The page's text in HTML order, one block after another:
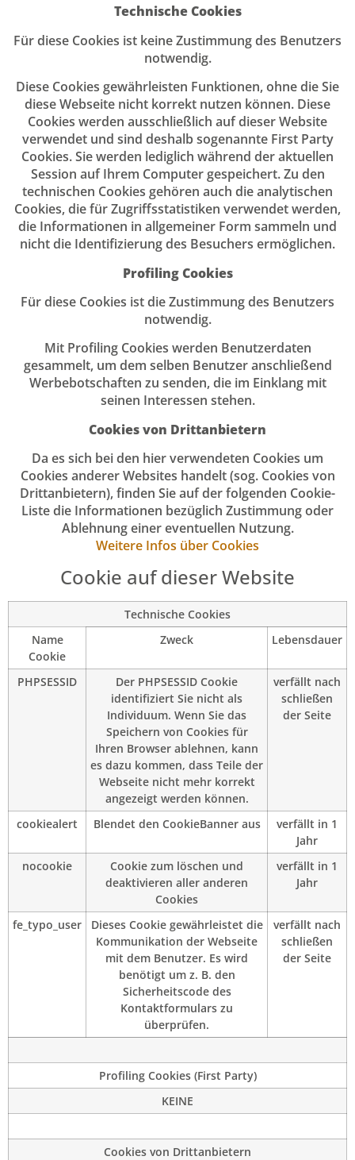
Technische Cookies
Für diese Cookies ist keine Zustimmung des Benutzers
notwendig.
Diese Cookies gewährleisten Funktionen, ohne die Sie
diese Webseite nicht korrekt nutzen können. Diese
Cookies werden ausschließlich auf dieser Website
verwendet und sind deshalb sogenannte First Party
Cookies. Sie werden lediglich während der aktuellen
Session auf Ihrem Computer gespeichert. Zu den
technischen Cookies gehören auch die analytischen
Cookies, die für Zugriffsstatistiken verwendet werden,
die Informationen in allgemeiner Form sammeln und
nicht die Identifizierung des Besuchers ermöglichen.
Profiling Cookies
Für diese Cookies ist die Zustimmung des Benutzers
notwendig.
Mit Profiling Cookies werden Benutzerdaten
gesammelt, um dem selben Benutzer anschließend
Werbebotschaften zu senden, die im Einklang mit
seinen Interessen stehen.
Cookies von Drittanbietern
Da es sich bei den hier verwendeten Cookies um
Cookies anderer Websites handelt (sog. Cookies von
Drittanbietern), finden Sie auf der folgenden Cookie-
Liste die Informationen bezüglich Zustimmung oder
Ablehnung einer eventuellen Nutzung.
Weitere Infos über Cookies
Cookie auf dieser Website
Technische Cookies
Name
Cookie
Zweck Lebensdauer
PHPSESSID
Der PHPSESSID Cookie
identifiziert Sie nicht als
Individuum. Wenn Sie das
Speichern von Cookies für
Ihren Browser ablehnen, kann
es dazu kommen, dass Teile der
Webseite nicht mehr korrekt
angezeigt werden können.
verfällt nach
schließen
der Seite
cookiealert Blendet den CookieBanner aus
verfällt in 1
Jahr
nocookie
Cookie zum löschen und
deaktivieren aller anderen
Cookies
verfällt in 1
Jahr
fe_typo_user
Dieses Cookie gewährleistet die
Kommunikation der Webseite
mit dem Benutzer. Es wird
benötigt um z. B. den
Sicherheitscode des
Kontaktformulars zu
überprüfen.
verfällt nach
schließen
der Seite
Profiling Cookies (First Party)
KEINE
Cookies von Drittanbietern